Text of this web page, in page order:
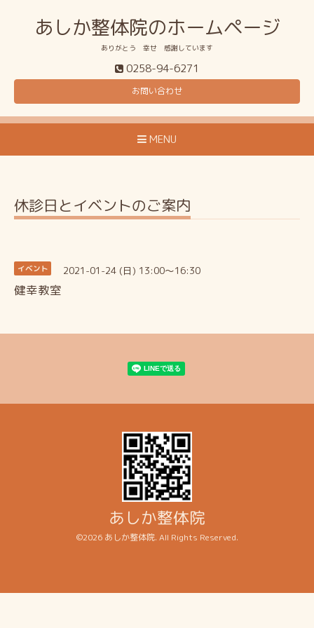
あしか整体院のホームページ
ありがとう 幸せ 感謝しています
0258-94-6271
お問い合わせ
MENU
休診日とイベントのご案内
イベント 2021-01-24 (日) 13:00～16:30
健幸教室
あしか整体院
©2026 あしか整体院. All Rights Reserved.